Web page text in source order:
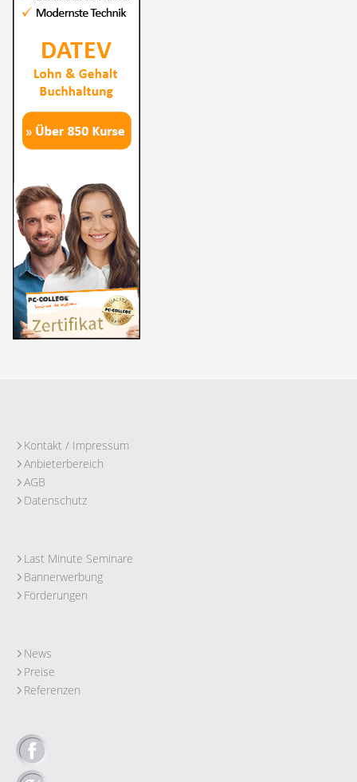
Kontakt / Impressum
Anbieterbereich
AGB
Datenschutz
Last Minute Seminare
Bannerwerbung
Förderungen
News
Preise
Referenzen